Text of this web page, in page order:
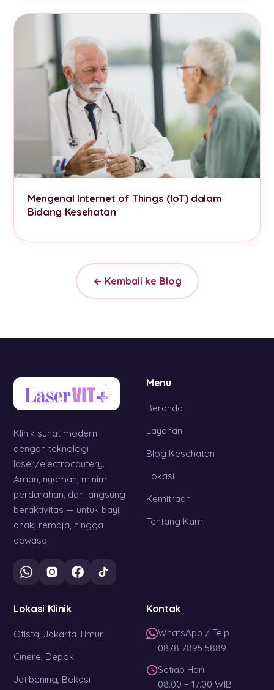
Mengenal Internet of Things (IoT) dalam
Bidang Kesehatan
← Kembali ke Blog
Klinik sunat modern
dengan teknologi
laser/electrocautery.
Aman, nyaman, minim
perdarahan, dan langsung
beraktivitas — untuk bayi,
anak, remaja, hingga
dewasa.
Menu
Beranda
Layanan
Blog Kesehatan
Lokasi
Kemitraan
Tentang Kami
Lokasi Klinik
Otista, Jakarta Timur
Cinere, Depok
Jatibening, Bekasi
Kontak
WhatsApp / Telp
0878 7895 5889
Setiap Hari
08.00 – 17.00 WIB